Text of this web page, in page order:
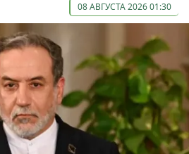
08 АВГУСТА 2026 01:30